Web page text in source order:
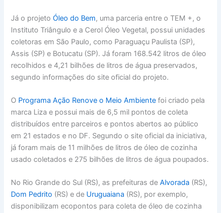
Já o projetoÓleo do Bem, uma parceria entre o TEM +, o
Instituto Triângulo e a Cerol Óleo Vegetal, possui unidades
coletoras em São Paulo, como Paraguaçu Paulista (SP),
Assis (SP) e Botucatu (SP). Já foram 168.542 litros de óleo
recolhidos e 4,21 bilhões de litros de água preservados,
segundo informações do site oficial do projeto.
O Programa Ação Renove o Meio Ambiente foi criado pela
marca Liza e possui mais de 6,5 mil pontos de coleta
distribuídos entre parceiros e pontos abertos ao público
em 21 estados e no DF. Segundo o site oficial da iniciativa,
já foram mais de 11 milhões de litros de óleo de cozinha
usado coletados e 275 bilhões de litros de água poupados.
No Rio Grande do Sul (RS), as prefeituras deAlvorada (RS),
Dom Pedrito (RS) e de Uruguaiana (RS), por exemplo,
disponibilizam ecopontos para coleta de óleo de cozinha